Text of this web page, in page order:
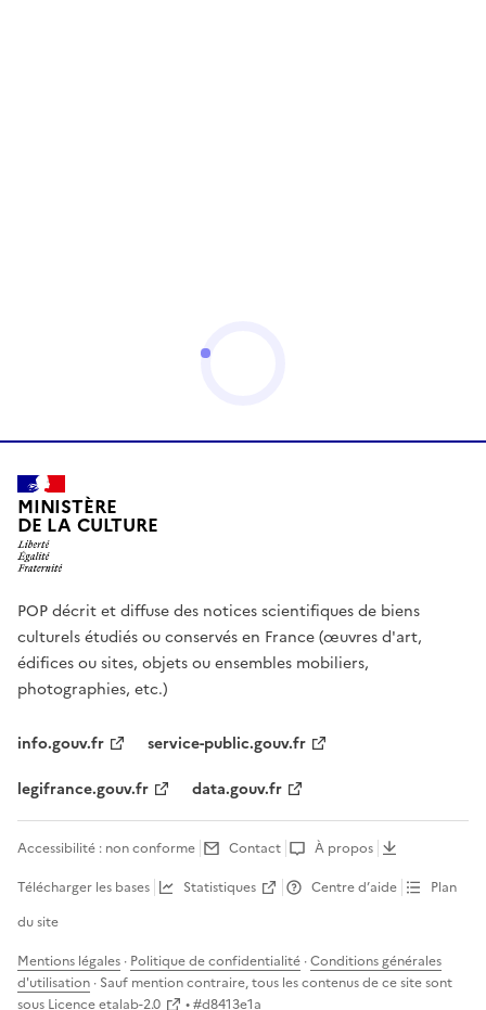
MINISTÈRE
DE LA CULTURE
POP décrit et diffuse des notices scientifiques de biens
culturels étudiés ou conservés en France (œuvres d'art,
édifices ou sites, objets ou ensembles mobiliers,
photographies, etc.)
info.gouv.fr
service-public.gouv.fr
legifrance.gouv.fr
data.gouv.fr
Accessibilité : non conforme Contact
À propos
Télécharger les bases
Statistiques Centre d’aide
Plan
du site
Mentions légales · Politique de confidentialité ·Conditions générales
d'utilisation · Sauf mention contraire, tous les contenus de ce site sont
sous Licence etalab-2.0 • #d8413e1a